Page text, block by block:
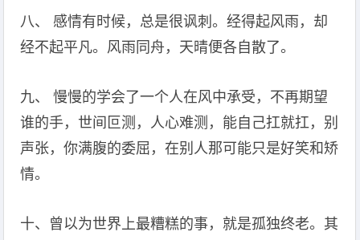
八、 感情有时候，总是很讽刺。经得起风雨，却
经不起平凡。风雨同舟，天晴便各自散了。
九、 慢慢的学会了一个人在风中承受，不再期望
谁的手，世间叵测，人心难测，能自己扛就扛，别
声张，你满腹的委屈，在别人那可能只是好笑和矫
情。
十、曾以为世界上最糟糕的事，就是孤独终老。其